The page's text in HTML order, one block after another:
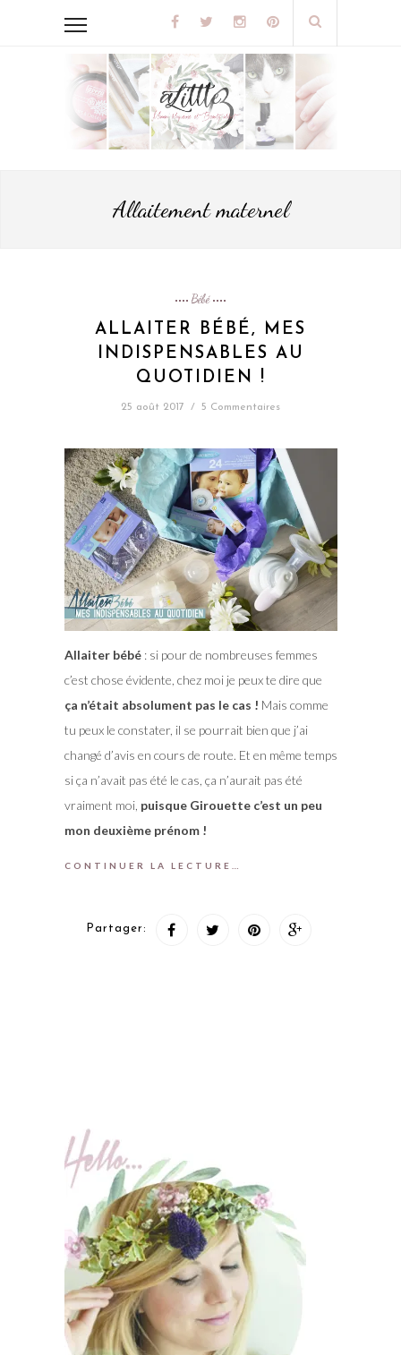
Allaitement maternel
Bébé
ALLAITER BÉBÉ, MES
INDISPENSABLES AU
QUOTIDIEN !
25 août 2017 / 5 Commentaires
Allaiter bébé: si pour de nombreuses femmes
c’est chose évidente, chez moi je peux te dire que
ça n’était absolument pas le cas ! Mais comme
tu peux le constater, il se pourrait bien que j’ai
changé d’avis en cours de route. Et en même temps
si ça n’avait pas été le cas, ça n’aurait pas été
vraiment moi, puisque Girouette c’est un peu
mon deuxième prénom !
CONTINUER LA LECTURE…
Partager: